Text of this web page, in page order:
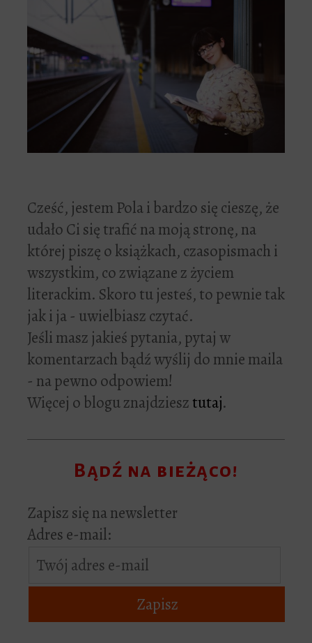
Cześć, jestem Pola i bardzo się cieszę, że
udało Ci się trafić na moją stronę, na
której piszę o książkach, czasopismach i
wszystkim, co związane z życiem
literackim. Skoro tu jesteś, to pewnie tak
jak i ja - uwielbiasz czytać.
Jeśli masz jakieś pytania, pytaj w
komentarzach bądź wyślij do mnie maila
- na pewno odpowiem!
Więcej o blogu znajdziesztutaj.
Bądź na bieżąco!
Zapisz się na newsletter
Adres e-mail: